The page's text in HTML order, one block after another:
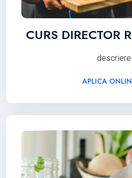
CURS DIRECTOR
descriere
APLICA